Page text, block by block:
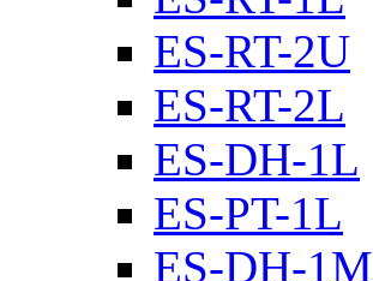
ES-RT-2U
ES-RT-2L
ES-DH-1L
ES-PT-1L
ES-DH-1M